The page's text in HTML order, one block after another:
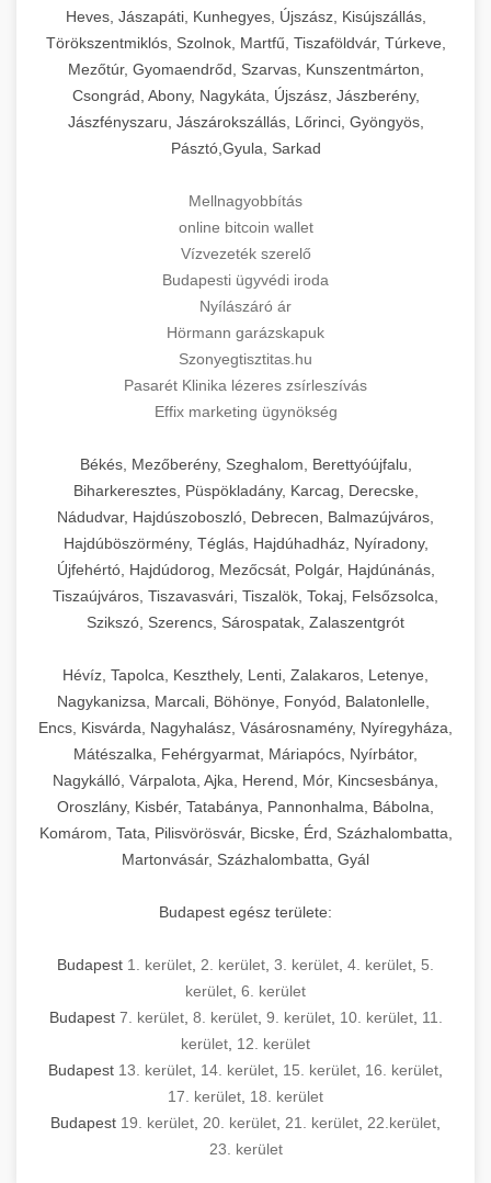
Heves, Jászapáti, Kunhegyes, Újszász, Kisújszállás,
Törökszentmiklós, Szolnok, Martfű, Tiszaföldvár, Túrkeve,
Mezőtúr, Gyomaendrőd, Szarvas, Kunszentmárton,
Csongrád, Abony, Nagykáta, Újszász, Jászberény,
Jászfényszaru, Jászárokszállás, Lőrinci, Gyöngyös,
Pásztó,Gyula, Sarkad
Mellnagyobbítás
online bitcoin wallet
Vízvezeték szerelő
Budapesti ügyvédi iroda
Nyílászáró ár
Hörmann garázskapuk
Szonyegtisztitas.hu
Pasarét Klinika lézeres zsírleszívás
Effix marketing ügynökség
Békés, Mezőberény, Szeghalom, Berettyóújfalu,
Biharkeresztes, Püspökladány, Karcag, Derecske,
Nádudvar, Hajdúszoboszló, Debrecen, Balmazújváros,
Hajdúböszörmény, Téglás, Hajdúhadház, Nyíradony,
Újfehértó, Hajdúdorog, Mezőcsát, Polgár, Hajdúnánás,
Tiszaújváros, Tiszavasvári, Tiszalök, Tokaj, Felsőzsolca,
Szikszó, Szerencs, Sárospatak, Zalaszentgrót
Hévíz, Tapolca, Keszthely, Lenti, Zalakaros, Letenye,
Nagykanizsa, Marcali, Böhönye, Fonyód, Balatonlelle,
Encs, Kisvárda, Nagyhalász, Vásárosnamény, Nyíregyháza,
Mátészalka, Fehérgyarmat, Máriapócs, Nyírbátor,
Nagykálló, Várpalota, Ajka, Herend, Mór, Kincsesbánya,
Oroszlány, Kisbér, Tatabánya, Pannonhalma, Bábolna,
Komárom, Tata, Pilisvörösvár, Bicske, Érd, Százhalombatta,
Martonvásár, Százhalombatta, Gyál
Budapest egész területe:
Budapest 1. kerület 2. kerület 3. kerület 4. kerület 5.
kerület 6. kerület
Budapest 7. kerület, 8. kerület, 9. kerület, 10. kerület, 11.
kerület 12. kerület
Budapest 13. kerület 14. kerület 15. kerület 16. kerület
17. kerület 18. kerület
Budapest 19. kerület 20. kerület 21. kerület 22.kerület
23. kerület